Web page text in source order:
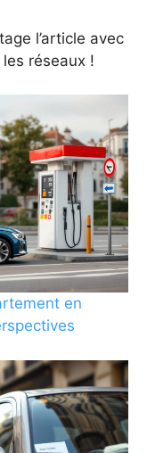
l’article avec
réseaux !
en